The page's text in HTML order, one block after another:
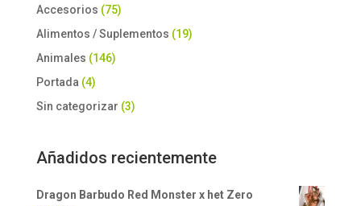
Accesorios (75)
Alimentos / Suplementos (19)
Animales (146)
Portada (4)
Sin categorizar (3)
Añadidos recientemente
Dragon Barbudo Red Monster x het Zero